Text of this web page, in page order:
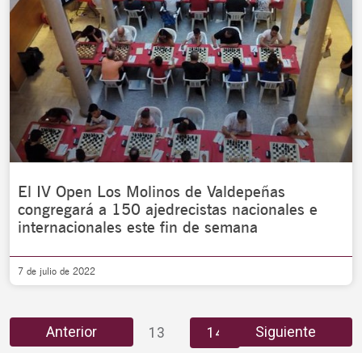
El IV Open Los Molinos de Valdepeñas
congregará a 150 ajedrecistas nacionales e
internacionales este fin de semana
7 de julio de 2022
Anterior
… 12 13 14 15
Siguiente